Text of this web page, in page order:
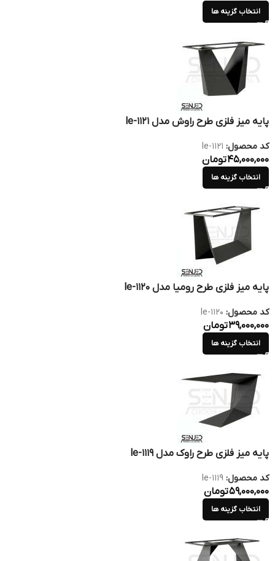
انتخاب گزینه ها
پایه میز فلزی طرح راوش مدل le-1121
کد محصول: le-1121
45,000,000تومان
انتخاب گزینه ها
پایه میز فلزی طرح رومیا مدل le-1120
کد محصول: le-1120
39,000,000تومان
انتخاب گزینه ها
پایه میز فلزی طرح راوک مدل le-1119
کد محصول: le-1119
59,000,000تومان
انتخاب گزینه ها